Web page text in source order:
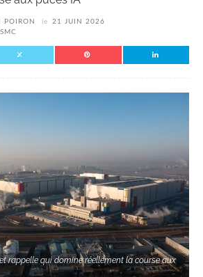
POIRON le
21 JUIN 2026
rappelle qui domine réellement la course aux